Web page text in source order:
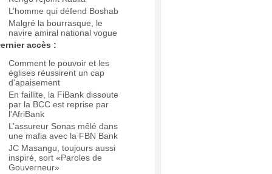
L’homme qui défend Boshab
Malgré la bourrasque, le
navire amiral national vogue
accès :
Comment le pouvoir et les
églises réussirent un cap
d'apaisement
En faillite, la FiBank dissoute
par la BCC est reprise par
l’AfriBank
L’assureur Sonas mêlé dans
une mafia avec la FBN Bank
JC Masangu, toujours aussi
inspiré, sort «Paroles de
Gouverneur»